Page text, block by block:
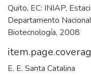
Quito, EC: INIAP,
Departamento
Biotecnología, 2008
E. E. Santa Catalina